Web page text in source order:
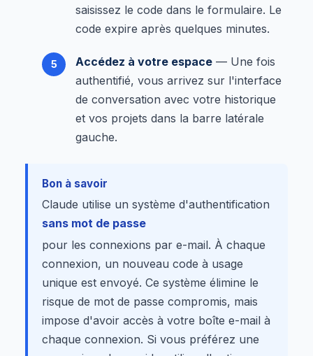
saisissez le code dans le formulaire. Le
code expire après quelques minutes.
Accédez à votre espace — Une fois
authentifié, vous arrivez sur l'interface
de conversation avec votre historique
et vos projets dans la barre latérale
gauche.
Bon à savoir
Claude utilise un système d'authentification
sans mot de passe
pour les connexions par e-mail. À chaque
connexion, un nouveau code à usage
unique est envoyé. Ce système élimine le
risque de mot de passe compromis, mais
impose d'avoir accès à votre boîte e-mail à
chaque connexion. Si vous préférez une